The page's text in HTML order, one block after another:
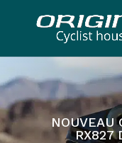
NOUVEAU
RX827